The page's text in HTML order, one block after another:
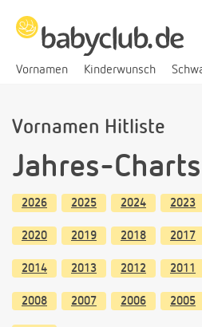
Vornamen Kinderwunsch
Vornamen Hitliste
Jahres-
2026 2025 2024 2023
2020 2019 2018 2017
2014 2013 2012 2011
2008 2007 2006 2005